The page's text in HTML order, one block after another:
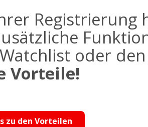
Registrierung
oder
Vorteile!
zu den Vorteilen